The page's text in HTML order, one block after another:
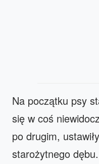
Na początku psy
się w coś
po drugim,
starożytnego